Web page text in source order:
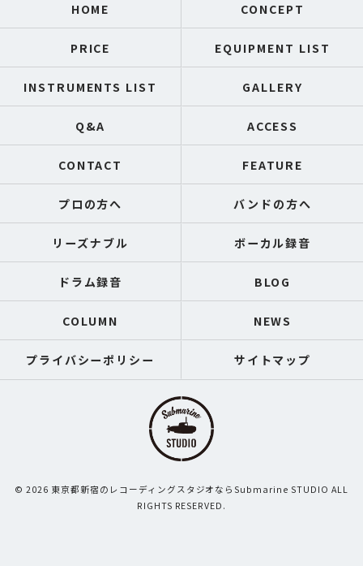
HOME CONCEPT
PRICE EQUIPMENT LIST
INSTRUMENTS LIST GALLERY
Q&A ACCESS
CONTACT FEATURE
プロの方へ バンドの方へ
リーズナブル ボーカル録音
ドラム録音 BLOG
COLUMN NEWS
プライバシーポリシー サイトマップ
© 2026 東京都新宿のレコーディングスタジオならSubmarine STUDIO ALL
RIGHTS RESERVED.